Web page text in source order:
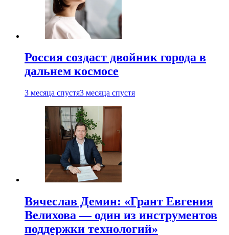
Россия создаст двойник города в
дальнем космосе
3 месяца спустя3 месяца спустя
Вячеслав Демин: «Грант Евгения
Велихова — один из инструментов
поддержки технологий»